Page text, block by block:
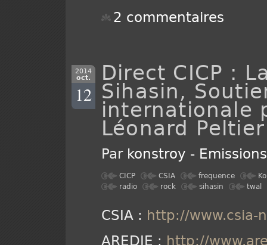
2 commentaires
2014
oct.
12
Direct CICP :
Sihasin,
internationale
Léonard Peltier
Par konstroy -
CICP CSIA frequence
radio
rock sihasin twal
CSIA : http://www.csia-
AREDJE : http://